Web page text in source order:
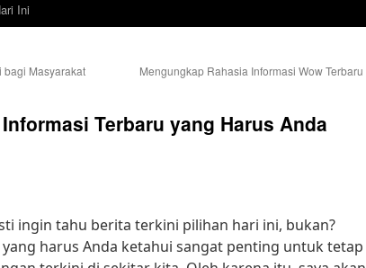
Ini
bagi Masyarakat
Mengungkap Rahasia Informasi Wow Terbaru
Terbaru yang Harus Anda
ingin tahu berita terkini pilihan hari ini, bukan?
harus Anda ketahui sangat penting untuk tetap